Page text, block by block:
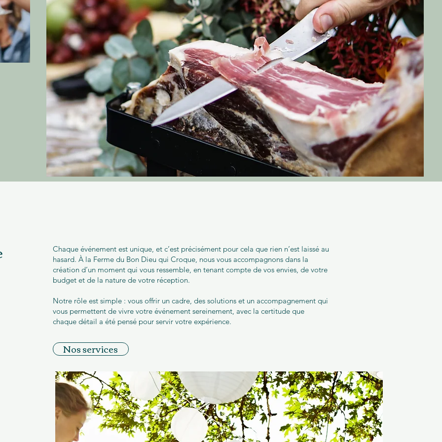
Chaque événement est unique, et c’est précisément pour cela que rien n’est laissé au
hasard. À la Ferme du Bon Dieu qui Croque, nous vous accompagnons dans la
création d’un moment qui vous ressemble, en tenant compte de vos envies, de votre
budget et de la nature de votre réception.
Notre rôle est simple : vous offrir un cadre, des solutions et un accompagnement qui
vous permettent de vivre votre événement sereinement, avec la certitude que
chaque détail a été pensé pour servir votre expérience.
Nos services